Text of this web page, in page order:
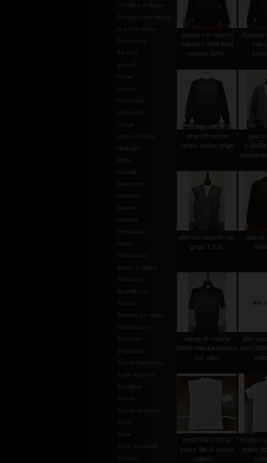
Crocifissi in legno
Completi per messa
in punto Assisi
Dalmatiche
Ex Voto
gemelli
Leggii
Legno di olivo
Medaglie
Mitrie
Natività
Ostensori
Pastorali
Patene
Pianete
Portaviatici
Piviali
Portachiavi
quadri in legno
Reliquiari
Ricambi vari
Rosari
Rosario per abito
francescano
Scapolari
Segnalibri
Servizi Battesimo
Spille argento
Stampati
Statue
Statue in Legno
Stoffe
Stole
Stole diaconali
giacca con tasche
col.nero 50% lana
merinos 50%...
Giacca
con
girocollo uomo
rasato colore grigio
tasche
gilet con tasche col.
grigio T.XXL
giacca
clergy in cotone
100% mezza manica
col. nero
gilet
nero
pettorina costina
mako' filo di scozia
colletto ...
maglia
mako'